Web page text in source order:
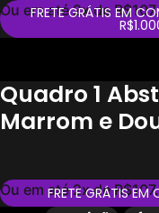
Ou em até 2x de R$
FRETE GRÁTIS EM
Quadro 1
Marrom e
Ou em até 2x deR$
FRETE GRÁTIS EM